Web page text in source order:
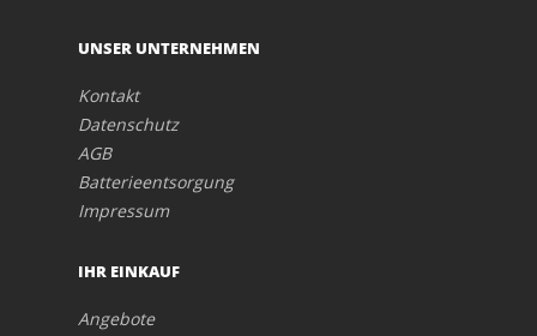
UNSER UNTERNEHMEN
Kontakt
Datenschutz
AGB
Batterieentsorgung
Impressum
IHR EINKAUF
Angebote